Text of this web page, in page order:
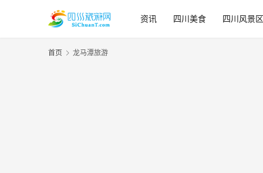
资讯 四川美食 四川风景区
首页 龙马潭旅游